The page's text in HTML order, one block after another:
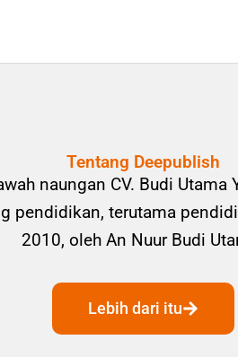
Tentang Deepublish
naungan CV. Budi
pendidikan, terutama
2010, oleh An Nuur Budi
Lebih dari itu